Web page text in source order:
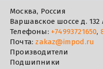
Москва, Россия
Варшавское шоссе д. 132
Телефоны: +74993721650,
Почта:zakaz@impod.ru
Производители
Подшипники